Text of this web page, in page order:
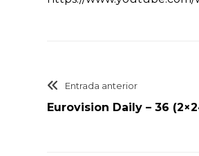
Entrada anterior
Eurovision Daily – 36